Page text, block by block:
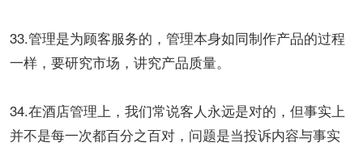
33.管理是为顾客服务的，管理本身如同制作产品的过程
一样，要研究市场，讲究产品质量。
34.在酒店管理上，我们常说客人永远是对的，但事实上
并不是每一次都百分之百对，问题是当投诉内容与事实